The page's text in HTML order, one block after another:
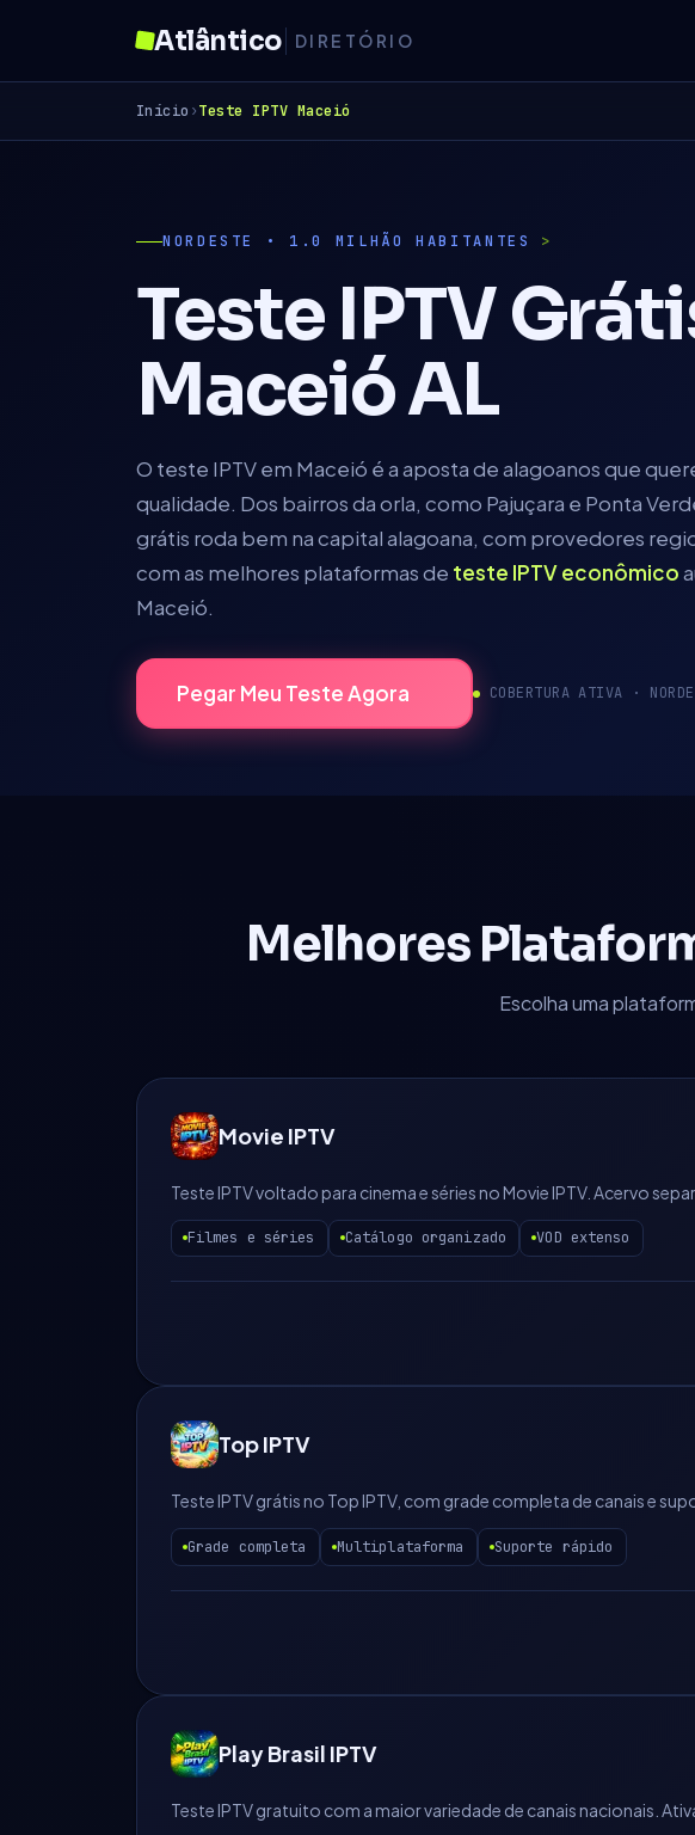
Atlântico DIRETÓRIO
Início ›Teste IPTV Maceió
NORDESTE • 1.0 MILHÃO HABITANTES
Teste IPTV
MaceióAL
O teste IPTV em Maceió é a aposta de alagoanos que
qualidade. Dos bairros da orla, como Pajuçara e Ponta
grátis roda bem na capital alagoana, com provedores
com as melhores plataformas de teste IPTV econômico
Maceió.
Pegar Meu Teste Agora COBERTURA ATIVA ·
Melhores
Escolha uma
Movie IPTV
Teste IPTV voltado para cinema e séries no Movie IPTV. Acervo
Filmes e séries Catálogo organizado VOD extenso
Top IPTV
Teste IPTV grátis no Top IPTV, com grade completa de canais e
Grade completa Multiplataforma Suporte rápido
Play Brasil IPTV
Teste IPTV gratuito com a maior variedade de canais nacionais.